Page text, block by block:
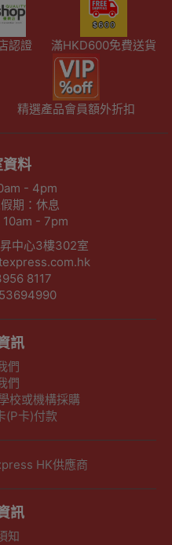
認證 滿HKD600免費送貨
精選產品會員額外折扣
資料
- 4pm
期：休息
- 7pm
中心3樓302室
8117
訊
們
們
校或機構採購
(P卡)付款
HK供應商
訊
知